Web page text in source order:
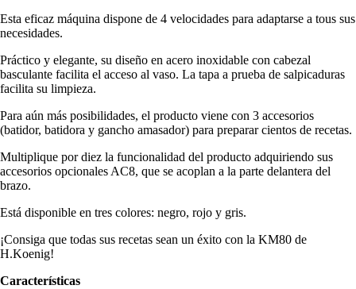
Esta eficaz máquina dispone de 4 velocidades para adaptarse a tous sus
necesidades.
Práctico y elegante, su diseño en acero inoxidable con cabezal
basculante facilita el acceso al vaso. La tapa a prueba de salpicaduras
facilita su limpieza.
Para aún más posibilidades, el producto viene con 3 accesorios
(batidor, batidora y gancho amasador) para preparar cientos de recetas.
Multiplique por diez la funcionalidad del producto adquiriendo sus
accesorios opcionales AC8, que se acoplan a la parte delantera del
brazo.
Está disponible en tres colores: negro, rojo y gris.
¡Consiga que todas sus recetas sean un éxito con la KM80 de
H.Koenig!
Características